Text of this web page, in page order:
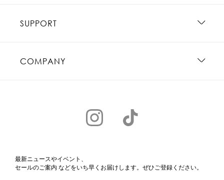
SUPPORT
COMPANY
最新ニュースやイベント、
セールのご案内 などをいち早くお届けします。ぜひご登録ください。